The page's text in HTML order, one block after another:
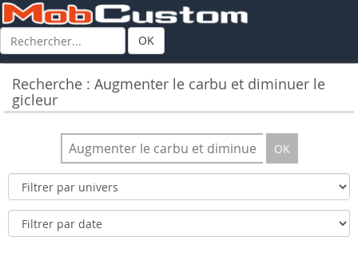
OK
Recherche : Augmenter le carbu et diminuer le
gicleur
OK